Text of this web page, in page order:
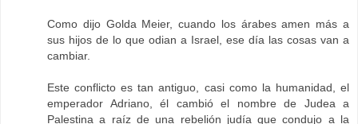
Como dijo Golda Meier, cuando los árabes amen más a
sus hijos de lo que odian a Israel, ese día las cosas van a
cambiar.
Este conflicto es tan antiguo, casi como la humanidad, el
emperador Adriano, él cambió el nombre de Judea a
Palestina a raíz de una rebelión judía que condujo a la